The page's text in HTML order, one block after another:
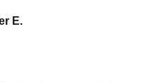
E.